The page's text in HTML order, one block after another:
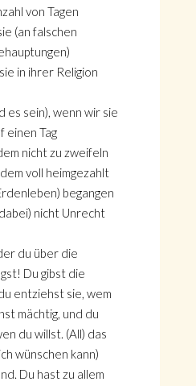
von Tagen
(an falschen
in ihrer Religion
es sein), wenn wir sie
einen Tag
nicht zu zweifeln
voll heimgezahlt
begangen
nicht Unrecht
du über die
Du gibst die
entziehst sie, wem
mächtig, und du
du willst. (All) das
wünschen kann)
Du hast zu allem